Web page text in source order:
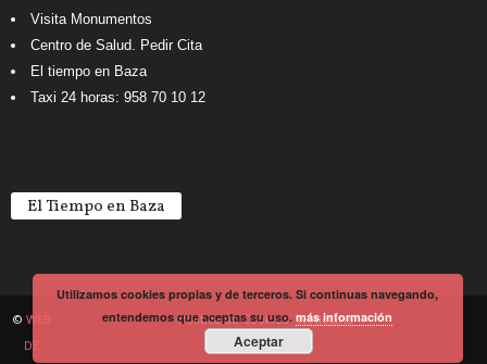
Visita Monumentos
Centro de Salud. Pedir Cita
El tiempo en Baza
Taxi 24 horas: 958 70 10 12
El Tiempo en Baza
Política de Cookies Noticiario
© WEB
DE
Utilizamos cookies propias y de terceros. Si continuas navegando,
entendemos que aceptas su uso.más información
Aceptar